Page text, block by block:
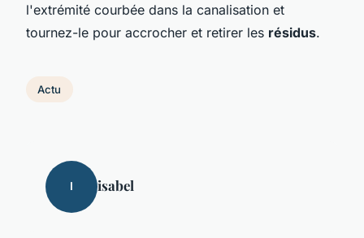
l'extrémité courbée dans la canalisation et
tournez-le pour accrocher et retirer les résidus.
Actu
I isabel